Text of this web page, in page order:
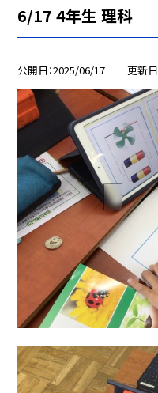
6/17 4年生 理科
公開日 2025/06/17 更新日